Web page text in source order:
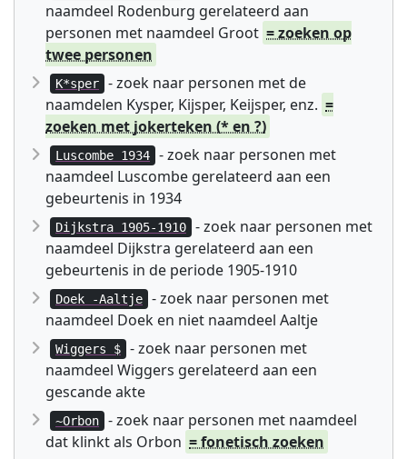
naamdeel Rodenburg gerelateerd aan
personen met naamdeel Groot = zoeken op
twee personen
K*sper
- zoek naar personen met de
naamdelen Kysper, Kijsper, Keijsper, enz. =
zoeken met jokerteken (* en ?)
Luscombe 1934
- zoek naar personen met
naamdeel Luscombe gerelateerd aan een
gebeurtenis in 1934
Dijkstra 1905-1910
- zoek naar personen met
naamdeel Dijkstra gerelateerd aan een
gebeurtenis in de periode 1905-1910
Doek -Aaltje
- zoek naar personen met
naamdeel Doek en niet naamdeel Aaltje
Wiggers $
- zoek naar personen met
naamdeel Wiggers gerelateerd aan een
gescande akte
~Orbon
- zoek naar personen met naamdeel
dat klinkt als Orbon = fonetisch zoeken